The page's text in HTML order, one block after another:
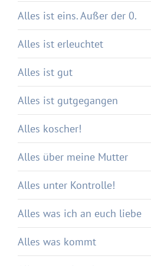
Alles ist eins. Außer der 0.
Alles ist erleuchtet
Alles ist gut
Alles ist gutgegangen
Alles koscher!
Alles über meine Mutter
Alles unter Kontrolle!
Alles was ich an euch liebe
Alles was kommt